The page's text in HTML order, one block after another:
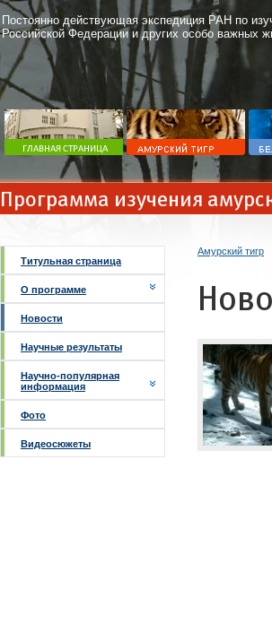
Постоянно действующая экспедиция РАН по
Российской Федерации и других особо важных
Программа изучения
Титульная страница
О программе
Новости
Научные результаты
Научно-популярная
информация
Фото
Видеосюжеты
Амурский тигр